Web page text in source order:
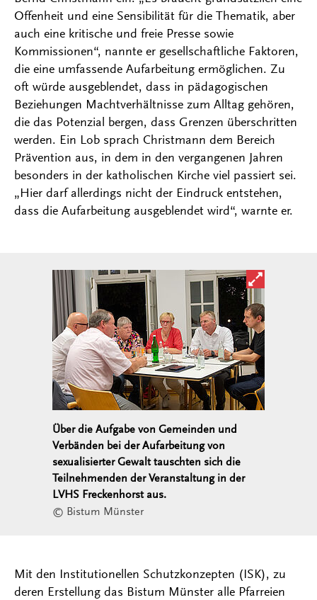
Offenheit und eine Sensibilität für die Thematik, aber
auch eine kritische und freie Presse sowie
Kommissionen“, nannte er gesellschaftliche Faktoren,
die eine umfassende Aufarbeitung ermöglichen. Zu
oft würde ausgeblendet, dass in pädagogischen
Beziehungen Machtverhältnisse zum Alltag gehören,
die das Potenzial bergen, dass Grenzen überschritten
werden. Ein Lob sprach Christmann dem Bereich
Prävention aus, in dem in den vergangenen Jahren
besonders in der katholischen Kirche viel passiert sei.
„Hier darf allerdings nicht der Eindruck entstehen,
dass die Aufarbeitung ausgeblendet wird“, warnte er.
Bild in
Über die Aufgabe von Gemeinden und
Verbänden bei der Aufarbeitung von
sexualisierter Gewalt tauschten sich die
Teilnehmenden der Veranstaltung in der
LVHS Freckenhorst aus.
© Bistum Münster
Mit den Institutionellen Schutzkonzepten (ISK), zu
deren Erstellung das Bistum Münster alle Pfarreien